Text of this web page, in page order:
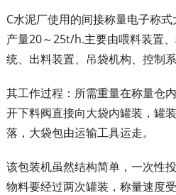
C水泥厂使用的间接称量电子称
产量20～25t/h.主要由喂料装置
统、出料装置、吊袋机构、控制
其工作过程：所需重量在称量仓
开下料阀直接向大袋内罐装，罐
落，大袋包由运输工具运走。
该包装机虽然结构简单，一次性
物料要经过两次罐装，称量速度